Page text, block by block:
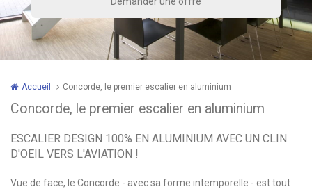
Accueil Concorde, le premier escalier en aluminium
Concorde, le premier escalier en aluminium
ESCALIER DESIGN 100% EN ALUMINIUM AVEC UN CLIN
D'OEIL VERS L'AVIATION !
Vue de face, le Concorde - avec sa forme intemporelle - est tout